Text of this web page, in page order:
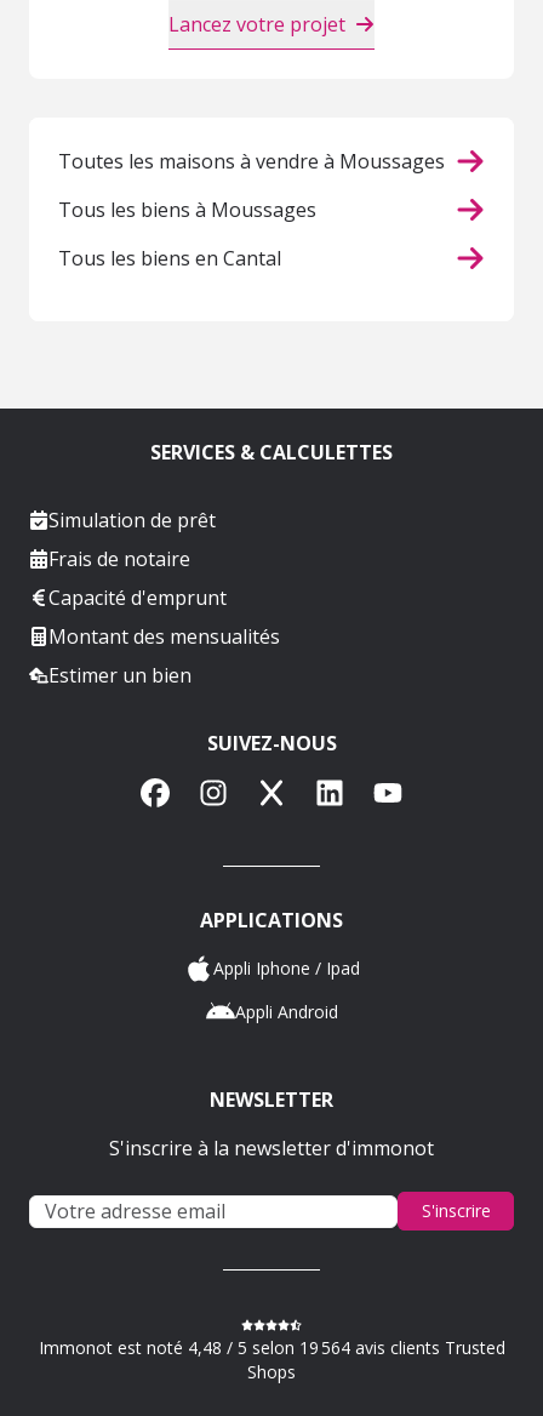
Lancez votre projet
Toutes les maisons à vendre à Moussages
Tous les biens à Moussages
Tous les biens en Cantal
SERVICES & CALCULETTES
Simulation de prêt
Frais de notaire
Capacité d'emprunt
Montant des mensualités
Estimer un bien
SUIVEZ-NOUS
FacebookInstagram
X LinkedInYouTube
APPLICATIONS
Appli Iphone / Ipad
Appli Android
NEWSLETTER
S'inscrire à la newsletter d'immonot
S'inscrire
Immonot est noté 4,48 / 5 selon 19 564 avis clients Trusted
Shops